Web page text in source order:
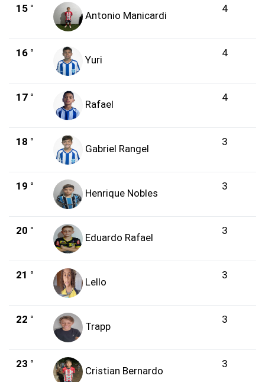
15 °
Antonio Manicardi
4
16 °
Yuri
4
17 °
Rafael
4
18 °
Gabriel Rangel
3
19 °
Henrique Nobles
3
20 °
Eduardo Rafael
3
21 °
Lello
3
22 °
Trapp
3
23 °
Cristian Bernardo
3